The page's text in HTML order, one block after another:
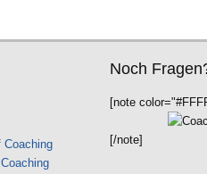
Coaching
Noch
[note
[/note]